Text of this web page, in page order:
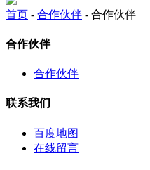
首页 - 合作伙伴 - 合作伙伴
合作伙伴
合作伙伴
联系我们
百度地图
在线留言